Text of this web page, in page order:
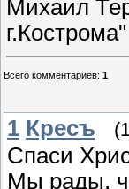
Михаил
г.Кострома"
Всего комментариев: 1
1 Кресъ
Спаси
Мы рады,